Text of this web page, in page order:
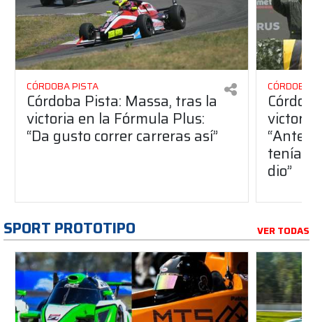
CÓRDOBA PISTA
Córdoba Pista: Massa, tras la
victoria en la Fórmula Plus:
“Da gusto correr carreras así”
dio”
SPORT PROTOTIPO VER TODAS